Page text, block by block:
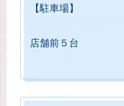
【駐車場】
店舗前５台